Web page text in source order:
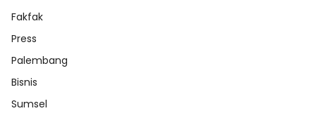
Fakfak
Press
Palembang
Bisnis
Sumsel